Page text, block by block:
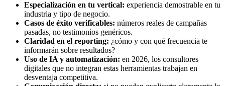
Especialización en tu vertical: experiencia demostrable en tu
industria y tipo de negocio.
Casos de éxito verificables: números reales de campañas
pasadas, no testimonios genéricos.
Claridad en el reporting: ¿cómo y con qué frecuencia te
informarán sobre resultados?
Uso de IA y automatización: en 2026, los consultores
digitales que no integran estas herramientas trabajan en
desventaja competitiva.